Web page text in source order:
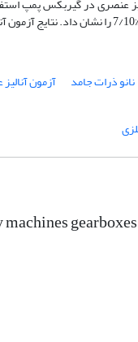
نانو ذرات جامد
آزمون
gearboxes